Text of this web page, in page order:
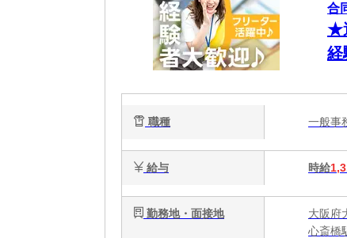
合
★
経
職種 一般
給与 時給
勤務地・面接地
大阪府
心斎橋